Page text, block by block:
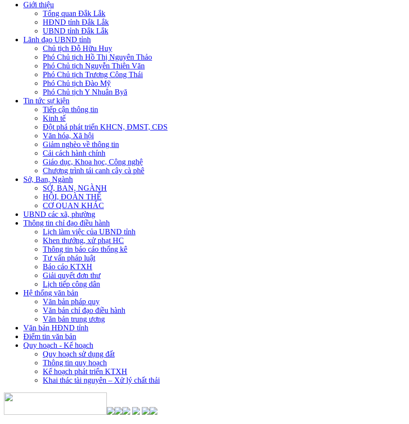
Giới thiệu
Tổng quan Đắk Lắk
HĐND tỉnh Đắk Lắk
UBND tỉnh Đắk Lắk
Lãnh đạo UBND tỉnh
Chủ tịch Đỗ Hữu Huy
Phó Chủ tịch Hồ Thị Nguyên Thảo
Phó Chủ tịch Nguyễn Thiên Văn
Phó Chủ tịch Trương Công Thái
Phó Chủ tịch Đào Mỹ
Phó Chủ tịch Y Nhuân Byă
Tin tức sự kiện
Tiếp cận thông tin
Kinh tế
Đột phá phát triển KHCN, ĐMST, CĐS
Văn hóa, Xã hội
Giảm nghèo về thông tin
Cải cách hành chính
Giáo dục, Khoa học, Công nghệ
Chương trình tái canh cây cà phê
Sở, Ban, Ngành
SỞ, BAN, NGÀNH
HỘI, ĐOÀN THỂ
CƠ QUAN KHÁC
UBND các xã, phường
Thông tin chỉ đạo điều hành
Lịch làm việc của UBND tỉnh
Khen thưởng, xử phạt HC
Thông tin báo cáo thống kê
Tư vấn pháp luật
Báo cáo KTXH
Giải quyết đơn thư
Lịch tiếp công dân
Hệ thống văn bản
Văn bản pháp quy
Văn bản chỉ đạo điều hành
Văn bản trung ương
Văn bản HĐND tỉnh
Điểm tin văn bản
Quy hoạch - Kế hoạch
Quy hoạch sử dụng đất
Thông tin quy hoạch
Kế hoạch phát triển KTXH
Khai thác tài nguyên – Xử lý chất thải